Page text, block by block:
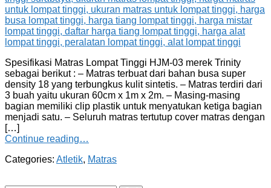
Spesifikasi Matras Lompat Tinggi HJM-03 merek Trinity
sebagai berikut : – Matras terbuat dari bahan busa super
density 18 yang terbungkus kulit sintetis. – Matras terdiri dari
3 buah yaitu ukuran 60cm x 1m x 2m. – Masing-masing
bagian memiliki clip plastik untuk menyatukan ketiga bagian
menjadi satu. – Seluruh matras tertutup cover matras dengan
[…]
Continue reading…
Categories: Atletik, Matras